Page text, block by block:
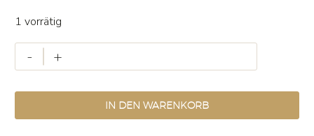
1 vorrätig
-
#12
+
IN DEN WARENKORB